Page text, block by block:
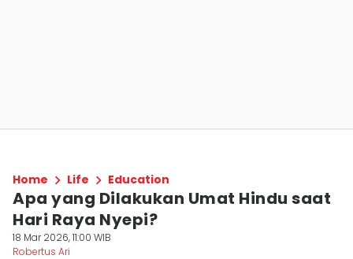
Home Life Education
Apa yang Dilakukan Umat Hindu saat
Hari Raya Nyepi?
18 Mar 2026, 11:00 WIB
Robertus Ari